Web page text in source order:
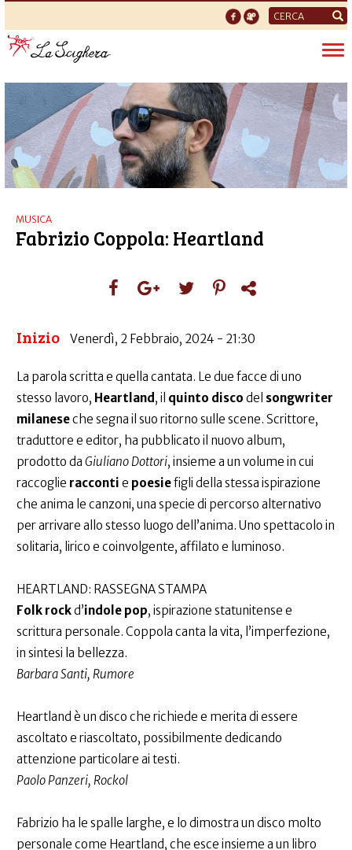
Form
di
ricerca
MUSICA
Fabrizio Coppola: Heartland
Inizio Venerdì, 2 Febbraio, 2024 - 21:30
La parola scritta e quella cantata. Le due facce di uno
stesso lavoro, Heartland , il quinto disco del songwriter
milaneseche segna il suo ritorno sulle scene. Scrittore,
traduttore e editor, ha pubblicato il nuovo album,
prodotto da Giuliano Dottori, insieme a un volume in cui
raccoglie racconti e poesiefigli della stessa ispirazione
che anima le canzoni, una specie di percorso alternativo
per arrivare allo stesso luogo dell’anima. Uno spettacolo in
solitaria, lirico e coinvolgente, affilato e luminoso.
HEARTLAND: RASSEGNA STAMPA
Folk rockd’indole pop, ispirazione statunitense e
scrittura personale. Coppola canta la vita, l’imperfezione,
in sintesi la bellezza.
Barbara Santi, Rumore
Heartland è un disco che richiede e merita di essere
ascoltato e riascoltato, possibilmente dedicando
attenzione particolare ai testi.
Paolo Panzeri, Rockol
Fabrizio ha le spalle larghe, e lo dimostra un disco molto
personale come Heartland, che esce insieme a un libro